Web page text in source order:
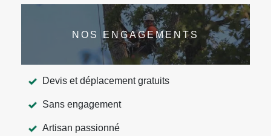
NOS ENGAGEMENTS
Devis et déplacement gratuits
Sans engagement
Artisan passionné